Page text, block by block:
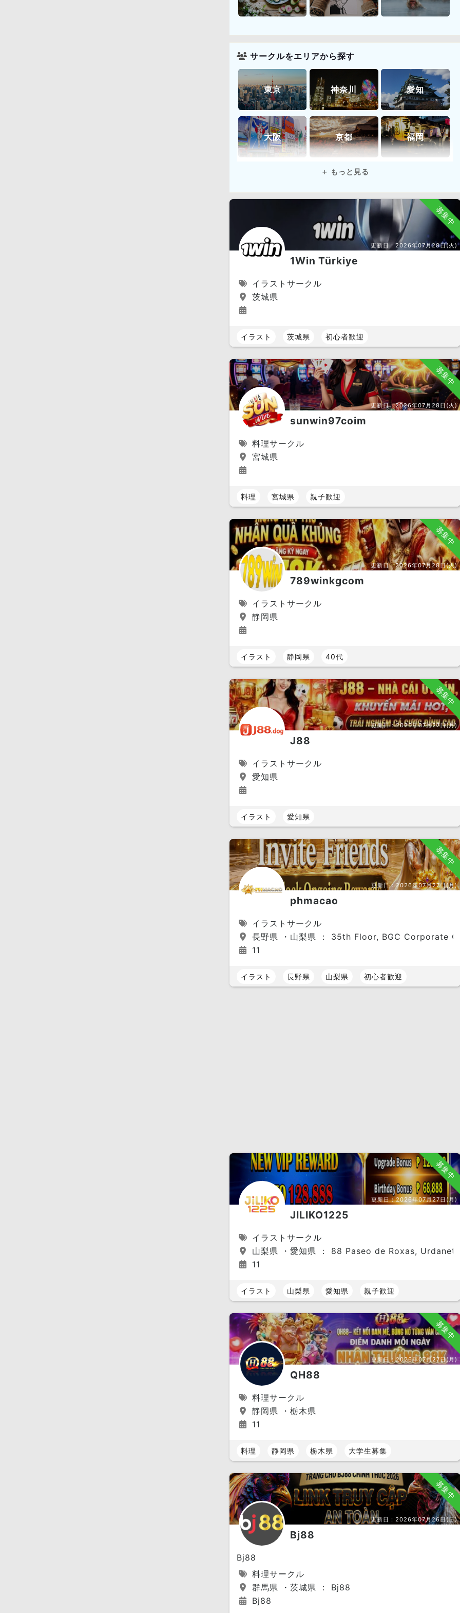
サークルをエリアから探す
東京 神奈川 愛知
大阪 京都 福岡
オンライン
東北 エリア
宮城県 秋田県
岩手県
関東 エリア
東京都
埼玉県 茨城県
中部 エリア
愛知県 静岡県 岐阜県
長野県 山梨県 石川県
福井県 富山県
近畿 エリア
大阪府
和歌山県
中国 エリア
岡山県 島根県 鳥取県
広島県 山口県
四国 エリア
愛媛県
高知県
九州 エリア
鹿児島県 沖縄県
募集中
更新日：2026年07月28日(火)
1Win Türkiye
イラストサークル
茨城県
イラスト 茨城県 初心者歓迎
募集中
更新日：2026年07月28日(火)
sunwin97coim
料理サークル
宮城県
料理 宮城県 親子歓迎
募集中
更新日：2026年07月28日(火)
789winkgcom
イラストサークル
静岡県
イラスト 静岡県 40代
募集中
更新日：2026年07月27日(月)
J88
イラストサークル
愛知県
イラスト 愛知県
募集中
更新日：2026年07月27日(月)
phmacao
イラストサークル
長野県 ・山梨県 ： 35th Floor, BGC
11
イラスト 長野県 山梨県 初心者歓迎
募集中
更新日：2026年07月27日(月)
JILIKO1225
イラストサークル
山梨県 ・愛知県 ： 88 Paseo de Roxas,
11
イラスト 山梨県 愛知県 親子歓迎
募集中
更新日：2026年07月27日(月)
QH88
料理サークル
静岡県 ・栃木県
11
料理 静岡県 栃木県 大学生募集
募集中
更新日： 2026年07月26日(日)
Bj88
Bj88
料理サークル
群馬県 ・茨城県 ： Bj88
Bj88